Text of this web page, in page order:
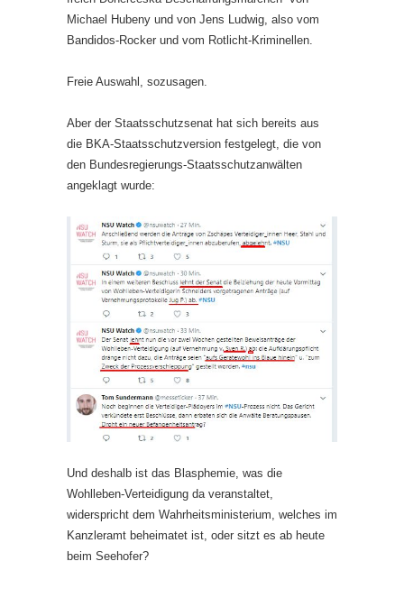
Michael Hubeny und von Jens Ludwig, also vom
Bandidos-Rocker und vom Rotlicht-Kriminellen.
Freie Auswahl, sozusagen.
Aber der Staatsschutzsenat hat sich bereits aus
die BKA-Staatsschutzversion festgelegt, die von
den Bundesregierungs-Staatsschutzanwälten
angeklagt wurde:
Und deshalb ist das Blasphemie, was die
Wohlleben-Verteidigung da veranstaltet,
widerspricht dem Wahrheitsministerium, welches im
Kanzleramt beheimatet ist, oder sitzt es ab heute
beim Seehofer?